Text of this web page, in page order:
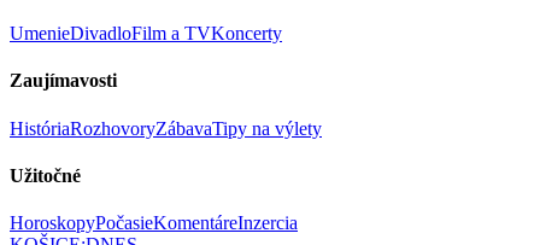
UmenieDivadloFilm a TVKoncerty
Zaujímavosti
HistóriaRozhovoryZábavaTipy na výlety
Užitočné
HoroskopyPočasieKomentáreInzercia